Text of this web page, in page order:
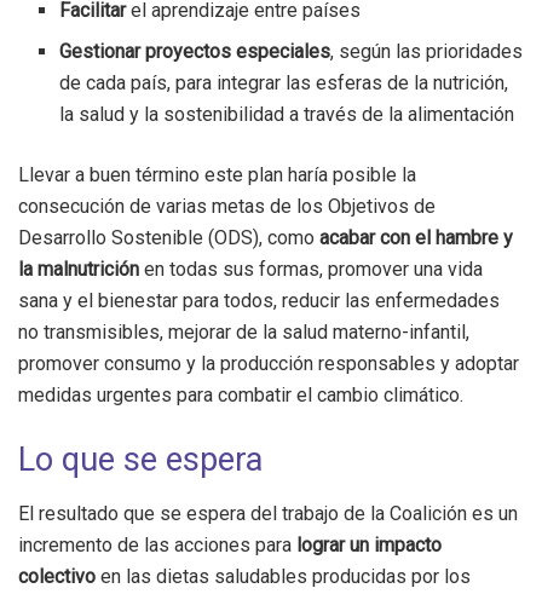
Facilitarel aprendizaje entre países
Gestionar proyectos especiales, según las prioridades
de cada país, para integrar las esferas de la nutrición,
la salud y la sostenibilidad a través de la alimentación
Llevar a buen término este plan haría posible la
consecución de varias metas de los Objetivos de
Desarrollo Sostenible (ODS), como acabar con el hambre y
la malnutrición en todas sus formas, promover una vida
sana y el bienestar para todos, reducir las enfermedades
no transmisibles, mejorar de la salud materno-infantil,
promover consumo y la producción responsables y adoptar
medidas urgentes para combatir el cambio climático.
Lo que se espera
El resultado que se espera del trabajo de la Coalición es un
incremento de las acciones para lograr un impacto
colectivo en las dietas saludables producidas por los